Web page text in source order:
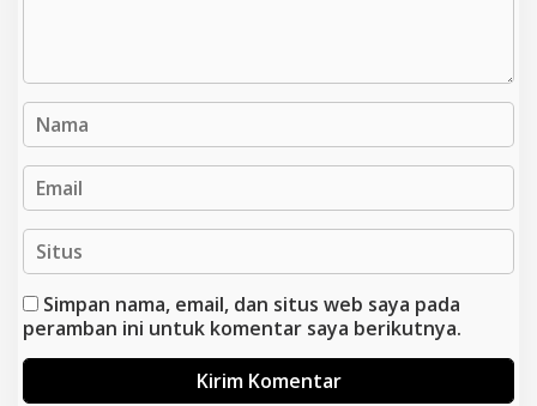
Simpan nama, email, dan situs web saya pada
peramban ini untuk komentar saya berikutnya.